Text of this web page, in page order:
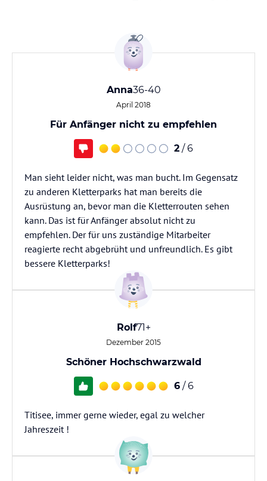
Anna36-40
April 2018
Für Anfänger nicht zu empfehlen
2 / 6
Man sieht leider nicht, was man bucht. Im Gegensatz
zu anderen Kletterparks hat man bereits die
Ausrüstung an, bevor man die Kletterrouten sehen
kann. Das ist für Anfänger absolut nicht zu
empfehlen. Der für uns zuständige Mitarbeiter
reagierte recht abgebrüht und unfreundlich. Es gibt
bessere Kletterparks!
Rolf71+
Dezember 2015
Schöner Hochschwarzwald
6 / 6
Titisee, immer gerne wieder, egal zu welcher
Jahreszeit !